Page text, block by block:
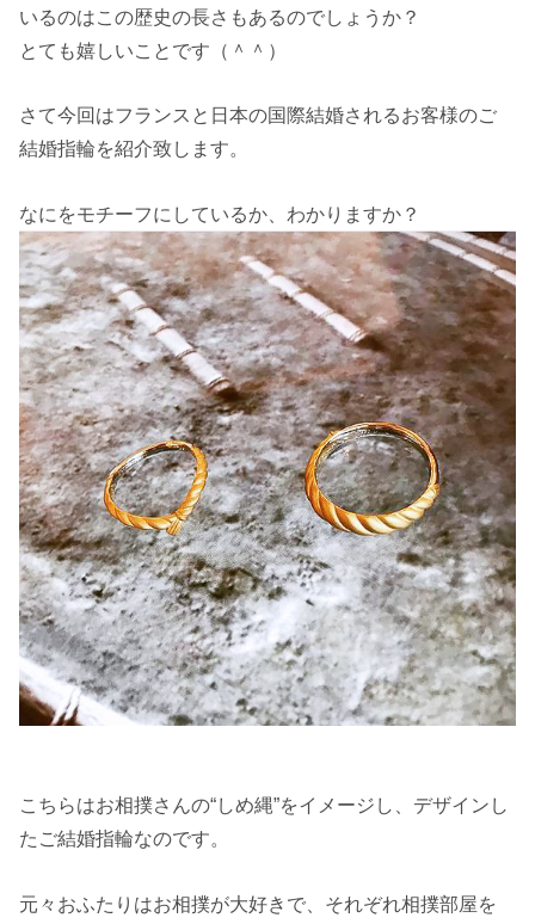
いるのはこの歴史の長さもあるのでしょうか？
とても嬉しいことです（＾＾）
さて今回はフランスと日本の国際結婚されるお客様のご
結婚指輪を紹介致します。
なにをモチーフにしているか、わかりますか？
こちらはお相撲さんの“しめ縄”をイメージし、デザインし
たご結婚指輪なのです。
元々おふたりはお相撲が大好きで、それぞれ相撲部屋を